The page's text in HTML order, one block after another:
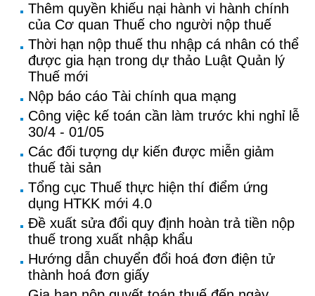
Thêm quyền khiếu nại hành vi hành chính
của Cơ quan Thuế cho người nộp thuế
Thời hạn nộp thuế thu nhập cá nhân có thể
được gia hạn trong dự thảo Luật Quản lý
Thuế mới
Nộp báo cáo Tài chính qua mạng
Công việc kế toán cần làm trước khi nghỉ lễ
30/4 - 01/05
Các đối tượng dự kiến được miễn giảm
thuế tài sản
Tổng cục Thuế thực hiện thí điểm ứng
dụng HTKK mới 4.0
Đề xuất sửa đổi quy định hoàn trả tiền nộp
thuế trong xuất nhập khẩu
Hướng dẫn chuyển đổi hoá đơn điện tử
thành hoá đơn giấy